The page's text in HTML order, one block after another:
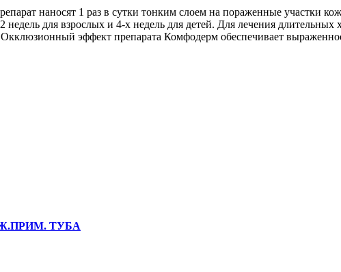
наносят 1 раз в сутки тонким слоем на пораженные участки
для взрослых и 4-х недель для детей. Для лечения
эффект препарата Комфодерм обеспечивает
ТУБА